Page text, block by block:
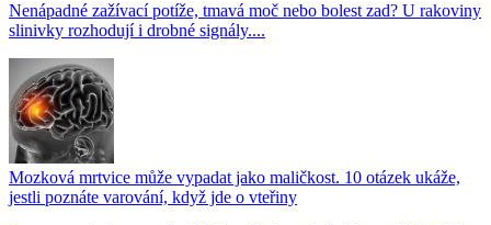
Nenápadné zažívací potíže, tmavá moč nebo bolest zad? U rakoviny
slinivky rozhodují i drobné signály....
Mozková mrtvice může vypadat jako maličkost. 10 otázek ukáže,
jestli poznáte varování, když jde o vteřiny